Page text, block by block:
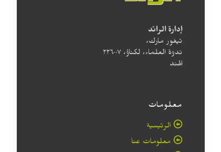
إدارة الرائد
تيغور مارك،
ندوة العلماء، لكناؤ، ۲۲٦۰۰۷
الهند
معلومات
الرئيسية
معلومات عنا